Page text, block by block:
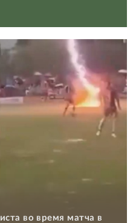
во время матча в